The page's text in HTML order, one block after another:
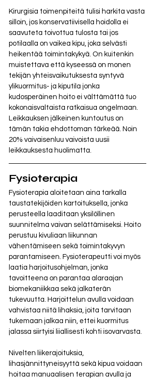
Kirurgisia toimenpiteitä tulisi harkita vasta
silloin, jos konservatiivisella hoidolla ei
saavuteta toivottua tulosta tai jos
potilaalla on vaikea kipu, joka selvästi
heikentää toimintakykyä. On kuitenkin
muistettava että kyseessä on monen
tekijän yhteisvaikutuksesta syntyvä
ylikuormitus- ja kiputila jonka
kudosperäinen hoito ei välttämättä tuo
kokonaisvaltaista ratkaisua ongelmaan.
Leikkauksen jälkeinen kuntoutus on
tämän takia ehdottoman tärkeää. Noin
20% vaivaisenluu vaivoista uusii
leikkauksesta huolimatta.
Fysioterapia
Fysioterapia aloitetaan aina tarkalla
taustatekijöiden kartoituksella, jonka
perusteella laaditaan yksilöllinen
suunnitelma vaivan selättämiseksi. Hoito
perustuu kivuliaan liikunnan
vähentämiseen sekä toimintakyvyn
parantamiseen. Fysioterapeutti voi myös
laatia harjoitusohjelman, jonka
tavoitteena on parantaa alaraajan
biomekaniikkaa sekä jalkaterän
tukevuutta. Harjoittelun avulla voidaan
vahvistaa niitä lihaksia, joita tarvitaan
tukemaan jalkaa niin, ettei kuormitus
jalassa siirtyisi liiallisesti kohti isovarvasta.
Nivelten liikerajoituksia,
lihasjännittyneisyyttä sekä kipua voidaan
hoitaa manuaalisen terapian avulla ja